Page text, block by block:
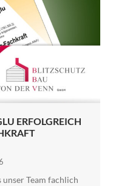
ERFOLGREICH
Team fachlich